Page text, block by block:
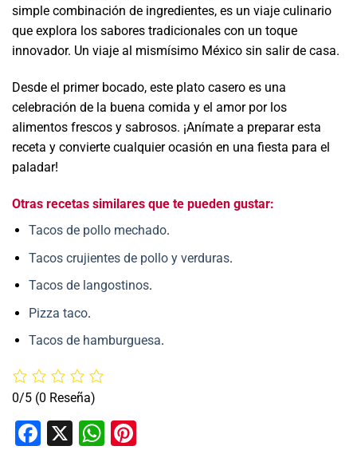
simple combinación de ingredientes, es un viaje culinario
que explora los sabores tradicionales con un toque
innovador. Un viaje al mismísimo México sin salir de casa.
Desde el primer bocado, este plato casero es una
celebración de la buena comida y el amor por los
alimentos frescos y sabrosos. ¡Anímate a preparar esta
receta y convierte cualquier ocasión en una fiesta para el
paladar!
Otras recetas similares que te pueden gustar:
Tacos de pollo mechado.
Tacos crujientes de pollo y verduras.
Tacos de langostinos.
Pizza taco.
Tacos de hamburguesa.
0/5 (0 Reseña)
Facebook
X WhatsApp